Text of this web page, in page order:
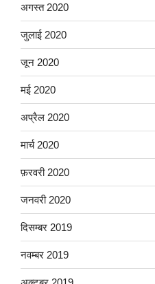
अगस्त 2020
जुलाई 2020
जून 2020
मई 2020
अप्रैल 2020
मार्च 2020
फ़रवरी 2020
जनवरी 2020
दिसम्बर 2019
नवम्बर 2019